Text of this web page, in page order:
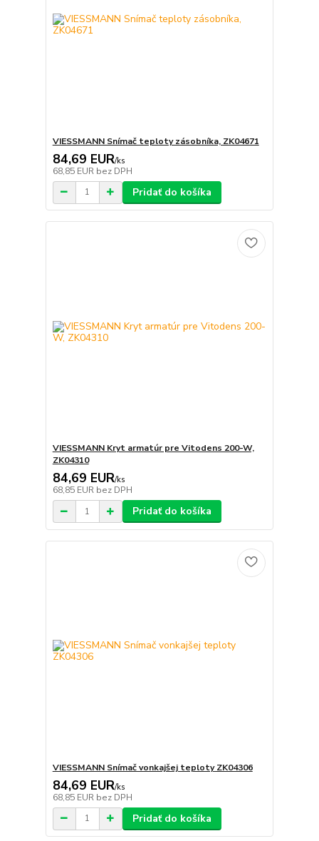
VIESSMANN Snímač teploty zásobníka, ZK04671
84,69 EUR/ks
68,85 EUR bez DPH
Pridať do košíka
VIESSMANN Kryt armatúr pre Vitodens 200-W,
ZK04310
84,69 EUR/ks
68,85 EUR bez DPH
Pridať do košíka
VIESSMANN Snímač vonkajšej teploty ZK04306
84,69 EUR/ks
68,85 EUR bez DPH
Pridať do košíka